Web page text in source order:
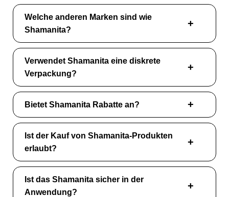
Welche anderen Marken sind wie
Shamanita?
Verwendet Shamanita eine diskrete
Verpackung?
Bietet Shamanita Rabatte an?
Ist der Kauf von Shamanita-Produkten
erlaubt?
Ist das Shamanita sicher in der
Anwendung?